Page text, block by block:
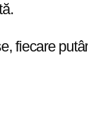
fiecare